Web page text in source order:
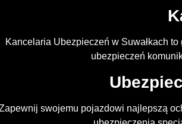
Kancelaria Ubezpieczeń w Suwałkach
ubezpieczeń
swojemu pojazdowi najlepszą